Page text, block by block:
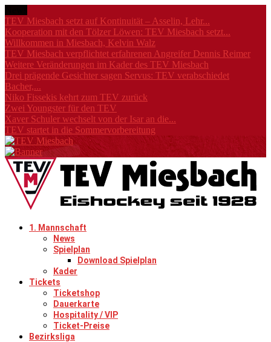
TEV Miesbach setzt auf Kontinuität – Asselin, Lehr...
Kooperation mit den Tölzer Löwen: TEV Miesbach setzt...
Willkommen in Miesbach, Kelvin Walz
TEV Miesbach verpflichtet erfahrenen Angreifer Dennis Reimer
Weitere Veränderungen im Kader des TEV Miesbach
Drei prägende Gesichter sagen Servus: TEV verabschiedet
Bacher,...
Niko Fissekis kehrt zum TEV zurück
Zwei Youngster für den TEV
Xaver Schuler wechselt von der Isar an die...
TEV startet in die Sommervorbereitung
1. Mannschaft
News
Spielplan
Download Spielplan
Kader
Tickets
Ticketshop
Dauerkarte
Hospitality / VIP
Ticket-Preise
Bezirksliga